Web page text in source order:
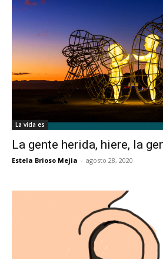
La vida es
La gente herida, hiere, la
Estela Brioso Mejia - agosto 28, 2020